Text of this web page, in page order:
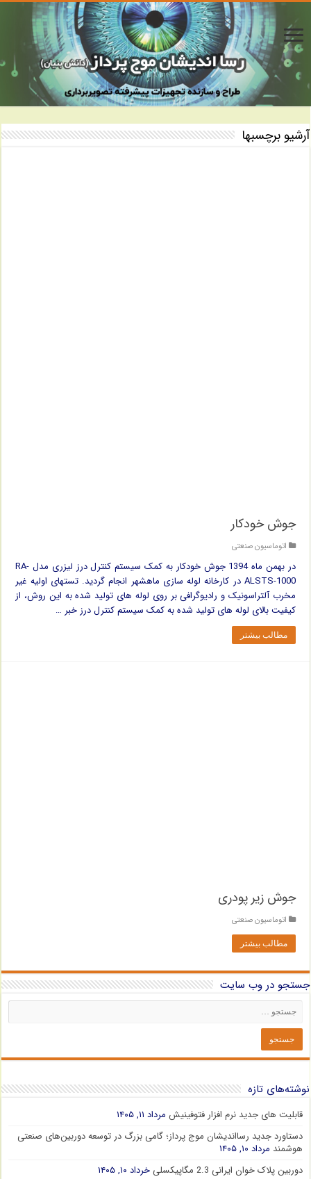
آرشیو برچسبها
جوش خودکار
اتوماسیون صنعتی
در بهمن ماه 1394 جوش خودکار به کمک سیستم کنترل درز لیزری مدل RA-
ALSTS-1000 در کارخانه لوله سازی ماهشهر انجام گردید. تستهای اولیه غیر
مخرب آلتراسونیک و رادیوگرافی بر روی لوله های تولید شده به این روش، از
کیفیت بالای لوله های تولید شده به کمک سیستم کنترل درز خبر …
مطالب بیشتر
جوش زیر پودری
اتوماسیون صنعتی
مطالب بیشتر
جستجو در وب سایت
نوشته‌های تازه
قابلیت های جدید نرم افزار فتوفینیش مرداد ۱۱, ۱۴۰۵
دستاورد جدید رسااندیشان موج پرداز؛ گامی بزرگ در توسعه دوربین‌های صنعتی
هوشمند مرداد ۱۰, ۱۴۰۵
دوربین پلاک خوان ایرانی 2.3 مگاپیکسلی
خرداد ۱۰, ۱۴۰۵